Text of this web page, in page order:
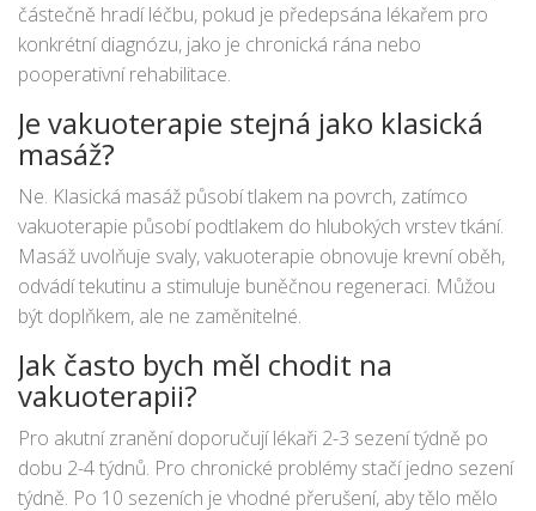
částečně hradí léčbu, pokud je předepsána lékařem pro
konkrétní diagnózu, jako je chronická rána nebo
pooperativní rehabilitace.
Je vakuoterapie stejná jako klasická
masáž?
Ne. Klasická masáž působí tlakem na povrch, zatímco
vakuoterapie působí podtlakem do hlubokých vrstev tkání.
Masáž uvolňuje svaly, vakuoterapie obnovuje krevní oběh,
odvádí tekutinu a stimuluje buněčnou regeneraci. Můžou
být doplňkem, ale ne zaměnitelné.
Jak často bych měl chodit na
vakuoterapii?
Pro akutní zranění doporučují lékaři 2-3 sezení týdně po
dobu 2-4 týdnů. Pro chronické problémy stačí jedno sezení
týdně. Po 10 sezeních je vhodné přerušení, aby tělo mělo